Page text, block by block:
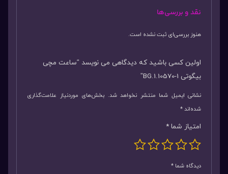
نقد و بررسی‌ها
هنوز بررسی‌ای ثبت نشده است.
اولین کسی باشید که دیدگاهی می نویسد “ساعت مچی
بیگوتی BG.1.10570-1”
نشانی ایمیل شما منتشر نخواهد شد. بخش‌های موردنیاز علامت‌گذاری
شده‌اند*
امتیاز شما *
دیدگاه شما *